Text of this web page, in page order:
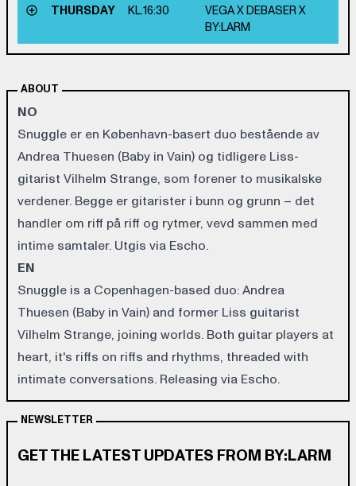
THURSDAY KL.16:30
VEGA X DEBASER X
BY:LARM
ABOUT
NO
Snuggle er en København-basert duo bestående av
Andrea Thuesen (Baby in Vain) og tidligere Liss-
gitarist Vilhelm Strange, som forener to musikalske
verdener. Begge er gitarister i bunn og grunn – det
handler om riff på riff og rytmer, vevd sammen med
intime samtaler. Utgis via Escho.
EN
Snuggle is a Copenhagen-based duo: Andrea
Thuesen (Baby in Vain) and former Liss guitarist
Vilhelm Strange, joining worlds. Both guitar players at
heart, it's riffs on riffs and rhythms, threaded with
intimate conversations. Releasing via Escho.
NEWSLETTER
GET THE LATEST UPDATES FROM BY:LARM